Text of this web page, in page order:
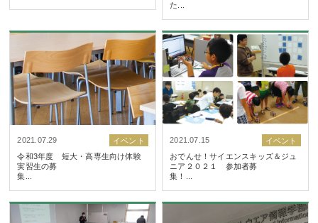
2021.07.29
イベント
令和3年度 短大・高専生向け体験
実習生の募
集...
2021.07.15
イベント
おでんせ！サイエンスキッズ＆ジュ
ニア２０２１ 参加者募
集